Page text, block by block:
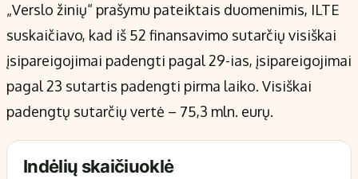
„Verslo žinių“ prašymu pateiktais duomenimis, ILTE
suskaičiavo, kad iš 52 finansavimo sutarčių visiškai
įsipareigojimai padengti pagal 29-ias, įsipareigojimai
pagal 23 sutartis padengti pirma laiko. Visiškai
padengtų sutarčių vertė – 75,3 mln. eurų.